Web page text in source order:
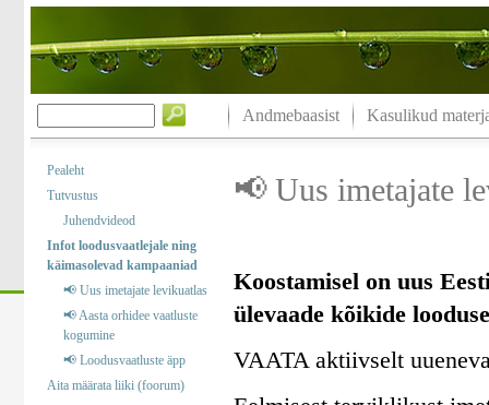
Andmebaasist Kasulikud
Pealeht
Tutvustus
Juhendvideod
Infot loodusvaatlejale ning
käimasolevad kampaaniad
📢 Uus imetajate levikuatlas
📢 Aasta orhidee vaatluste
kogumine
📢 Loodusvaatluste äpp
Aita määrata liiki (foorum)
📢 Uus imetajate
Koostamisel on uus
ülevaade kõikide
VAATA aktiivselt